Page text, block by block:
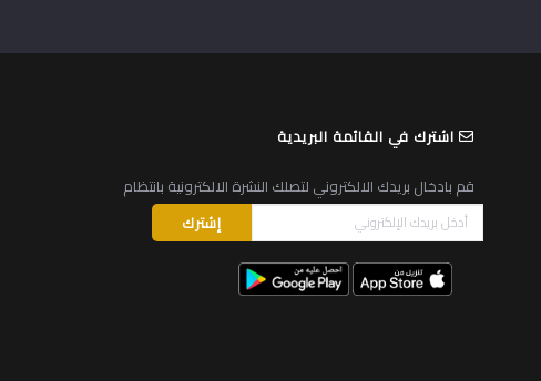
اشترك في القائمة البريدية
قم بادخال بريدك الالكتروني لتصلك النشرة الالكترونية بانتظام